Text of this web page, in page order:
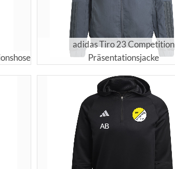
adidas Tiro 23 Competition
Präsentationsjacke